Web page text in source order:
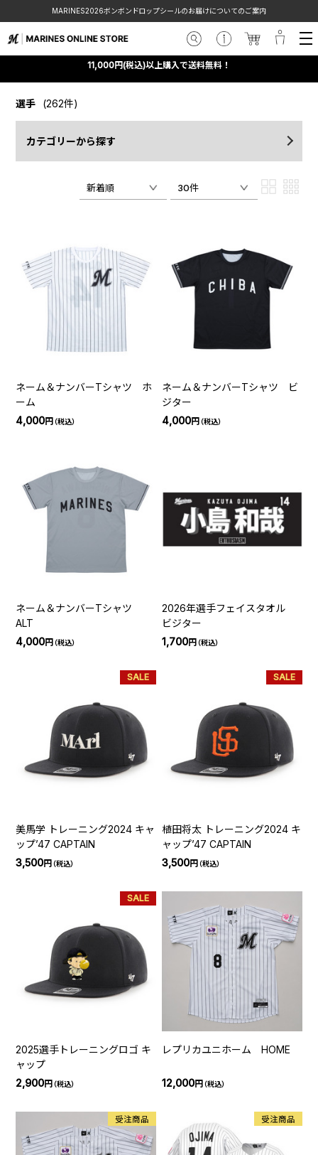
MARINES2026ボンボンドロップシールのお届けについてのご案内
11,000円(税込)以上購入で送料無料！
選手 (262件)
カテゴリーから探す
新着順 30件
ネーム＆ナンバーTシャツ ホ
ーム
4,000円（税込）
ネーム＆ナンバーTシャツ ビ
ジター
4,000円（税込）
ネーム＆ナンバーTシャツ
ALT
4,000円（税込）
2026年選手フェイスタオル
ビジター
1,700円（税込）
SALE
美馬学 トレーニング2024 キャ
ップ’47 CAPTAIN
3,500円（税込）
SALE
植田将太 トレーニング2024 キ
ャップ’47 CAPTAIN
3,500円（税込）
SALE
2025選手トレーニングロゴ キ
ャップ
2,900円（税込）
レプリカユニホーム HOME
12,000円（税込）
受注商品 受注商品